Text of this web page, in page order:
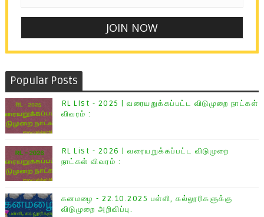
Popular Posts
RL List - 2025 | வரையறுக்கப்பட்ட விடுமுறை நாட்கள்
விவரம் :
RL List - 2026 | வரையறுக்கப்பட்ட விடுமுறை
நாட்கள் விவரம் :
கனமழை - 22.10.2025 பள்ளி, கல்லூரிகளுக்கு
விடுமுறை அறிவிப்பு.